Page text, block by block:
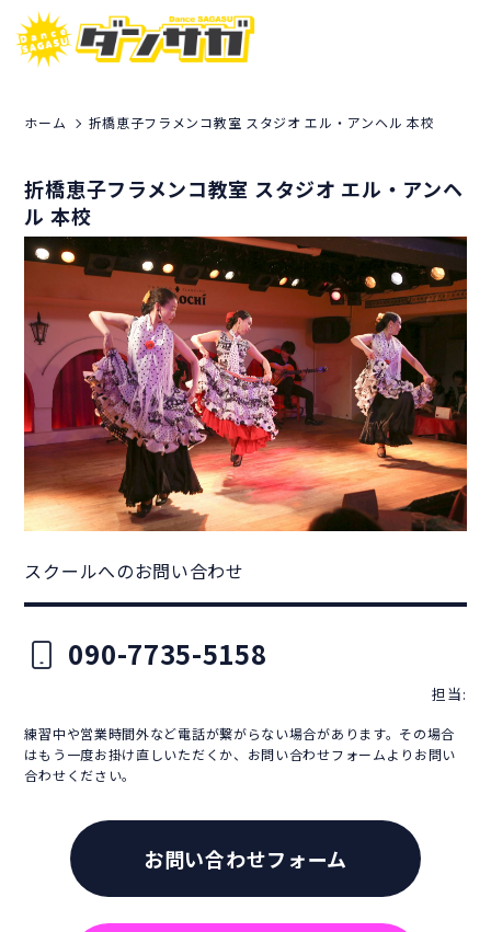
ホーム 折橋恵子フラメンコ教室 スタジオ エル・アンヘル 本校
折橋恵子フラメンコ教室 スタジオ エル・アンヘ
ル 本校
スクールへのお問い合わせ
090-7735-5158
担当:
練習中や営業時間外など電話が繋がらない場合があります。その場合
はもう一度お掛け直しいただくか、お問い合わせフォームよりお問い
合わせください。
お問い合わせフォーム